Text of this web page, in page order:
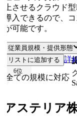
させるクラウド型
入できるので、コ
可能です。
従業員規模・提供形態
従業員規模
提
ての規模に対応
ク
リストに追加する 詳細
位
ステリア株